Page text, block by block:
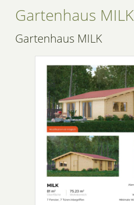
Gartenhaus MILK
Gartenhaus MILK